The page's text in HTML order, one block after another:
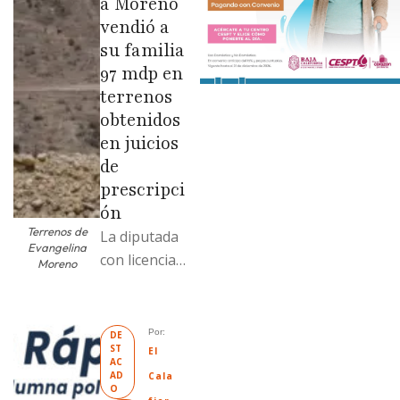
Terrenos de
Evangelina
Moreno
vendió a
su familia
97 mdp en
terrenos
obtenidos
en juicios
de
prescripci
ón
La diputada
con licencia
antecedente
s de
prescripción
DE
ST
AC
AD
O
Por:
El
Cala